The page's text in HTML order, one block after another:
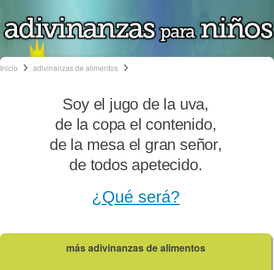
Inicio adivinanzas de alimentos
Soy el jugo de la uva,
de la copa el contenido,
de la mesa el gran señor,
de todos apetecido.
¿Qué será?
más adivinanzas de alimentos